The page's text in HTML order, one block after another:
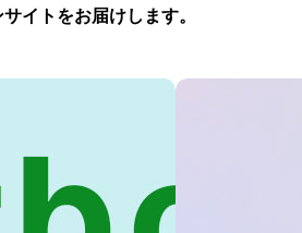
イトをお届けします。